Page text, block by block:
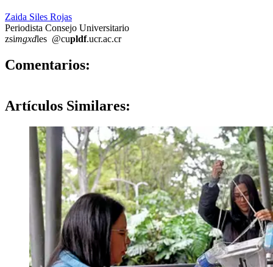
Zaida Siles Rojas
Periodista Consejo Universitario
zsimgxdles @cupldf.ucr.ac.cr
Comentarios:
Artículos Similares: